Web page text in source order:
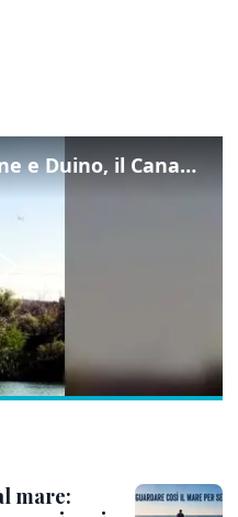
Incendio tra Monfalcone e Duino, il Canadair in azione per fermare le fiamme sul fronte dell’A4
mare: